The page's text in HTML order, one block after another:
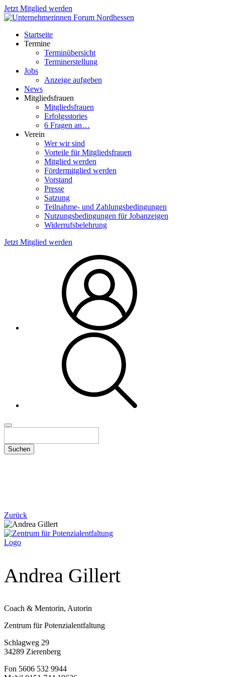
Jetzt Mitglied werden
Startseite
Termine
Terminübersicht
Terminerstellung
Jobs
Anzeige aufgeben
News
Mitgliedsfrauen
Mitgliedsfrauen
Erfolgsstories
6 Fragen an…
Verein
Wer wir sind
Vorteile für Mitgliedsfrauen
Mitglied werden
Fördermitglied werden
Vorstand
Presse
Satzung
Teilnahme- und Zahlungsbedingungen
Nutzungsbedingungen für Jobanzeigen
Widerrufsbelehrung
Jetzt Mitglied werden
Suchen
Zurück
Andrea Gillert
Coach & Mentorin, Autorin
Zentrum für Potenzialentfaltung
Schlagweg 29
34289 Zierenberg
Fon 5606 532 9944